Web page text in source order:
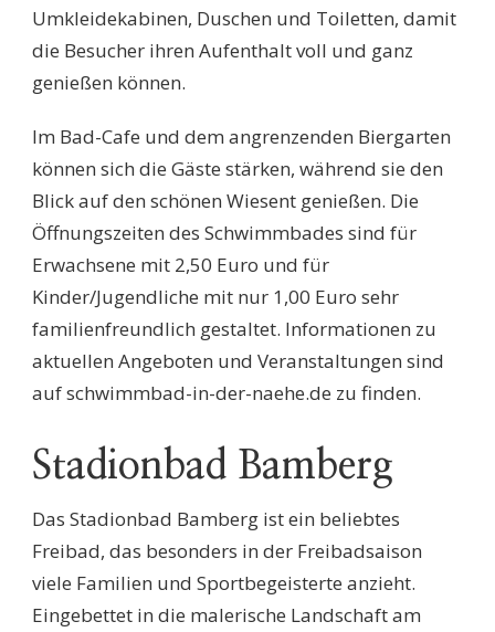
Umkleidekabinen, Duschen und Toiletten, damit
die Besucher ihren Aufenthalt voll und ganz
genießen können.
Im Bad-Cafe und dem angrenzenden Biergarten
können sich die Gäste stärken, während sie den
Blick auf den schönen Wiesent genießen. Die
Öffnungszeiten des Schwimmbades sind für
Erwachsene mit 2,50 Euro und für
Kinder/Jugendliche mit nur 1,00 Euro sehr
familienfreundlich gestaltet. Informationen zu
aktuellen Angeboten und Veranstaltungen sind
auf schwimmbad-in-der-naehe.de zu finden.
Stadionbad Bamberg
Das Stadionbad Bamberg ist ein beliebtes
Freibad, das besonders in der Freibadsaison
viele Familien und Sportbegeisterte anzieht.
Eingebettet in die malerische Landschaft am